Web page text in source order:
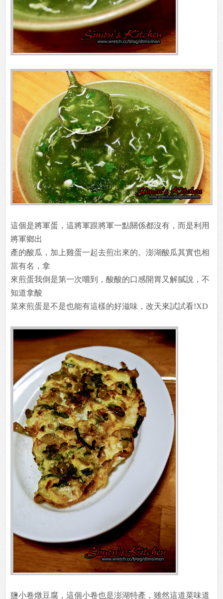
這個是將軍蛋，這將軍跟將軍一點關係都沒有，而是利用
將軍鄉出
產的酸瓜，加上雞蛋一起去煎出來的。澎湖酸瓜其實也相
當有名，拿
來煎蛋我倒是第一次嚐到，酸酸的口感開胃又解膩說，不
知道拿酸
菜來煎蛋是不是也能有這樣的好滋味，改天來試試看!XD
鹽小卷燉豆腐，這個小卷也是澎湖特產，雖然這道菜味道